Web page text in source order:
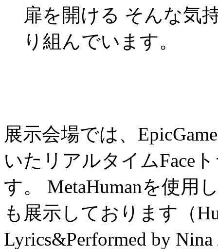
扉を開ける そんな気
り組んでいます。
展示会場では、
いたリアルタイムFace
す。 MetaHumanを使用
も展示しております（
Lyrics&Performed by